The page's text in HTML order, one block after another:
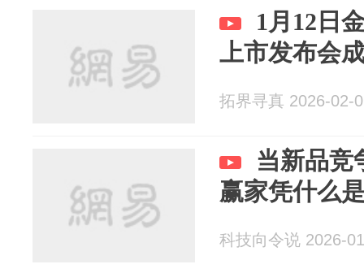
1月12日
上市发布会
拓界寻真 2026-02-
当新品竞
赢家凭什么
科技向令说 2026-